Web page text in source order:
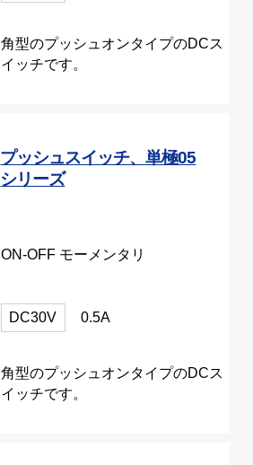
角型のプッシュオンタイプのDCス
イッチです。
プッシュスイッチ、単極05
シリーズ
ON-OFF モーメンタリ
DC30V 0.5A
角型のプッシュオンタイプのDCス
イッチです。